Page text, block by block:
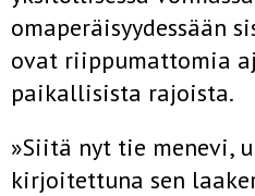
omaperäisyydessään
ovat riippumattomia
paikallisista rajoista.
»Siitä nyt tie menevi,
kirjoitettuna sen